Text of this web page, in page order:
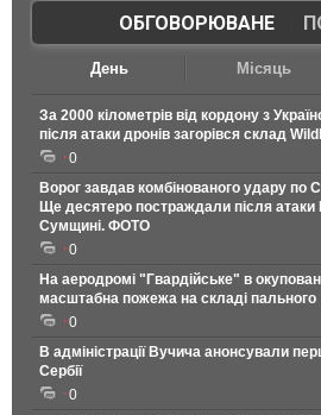
ОБГОВОРЮВАНЕ|
День Місяць
За 2000 кілометрів від кордону з
після атаки дронів загорівся склад
0
Ворог завдав комбінованого удару по
Ще десятеро постраждали після
Сумщині. ФОТО
0
На аеродромі "Гвардійське" в
масштабна пожежа на складі пального
0
В адміністрації Вучича анонсували
Сербії
0